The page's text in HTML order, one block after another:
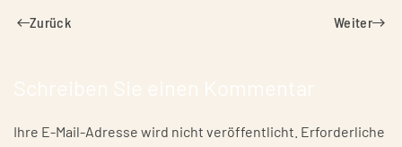
Zurück Weiter
Ihre E-Mail-Adresse wird nicht veröffentlicht. Erforderliche